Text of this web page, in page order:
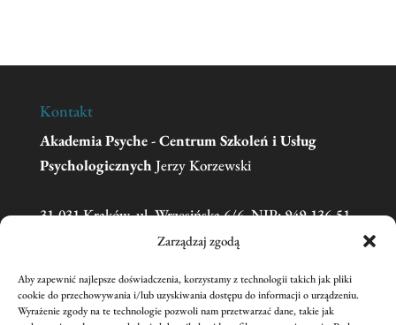
Zarządzaj zgodą
Aby zapewnić najlepsze doświadczenia, korzystamy z technologii takich jak pliki
cookie do przechowywania i/lub uzyskiwania dostępu do informacji o urządzeniu.
Wyrażenie zgody na te technologie pozwoli nam przetwarzać dane, takie jak
Kontakt
Akademia Psyche - Centrum Szkoleń i Usług
Psychologicznych Jerzy Korzewski
31-031 Kraków, ul. Wrzesińska 6/6, NIP: 949-136-51-
Telefon:606 681 595(w sprawie zgłoszeń na
szkolenia prosimy o kontakt mailowy)